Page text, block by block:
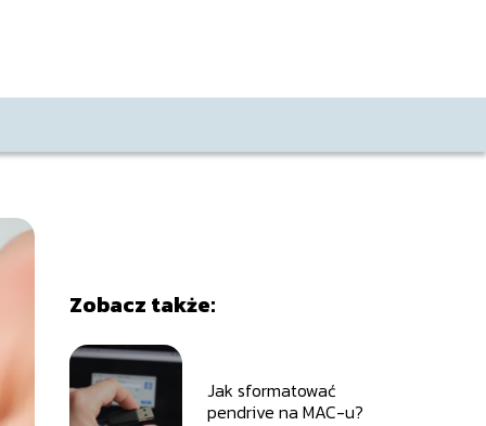
Zobacz także:
Jak sformatować
pendrive na MAC-u?